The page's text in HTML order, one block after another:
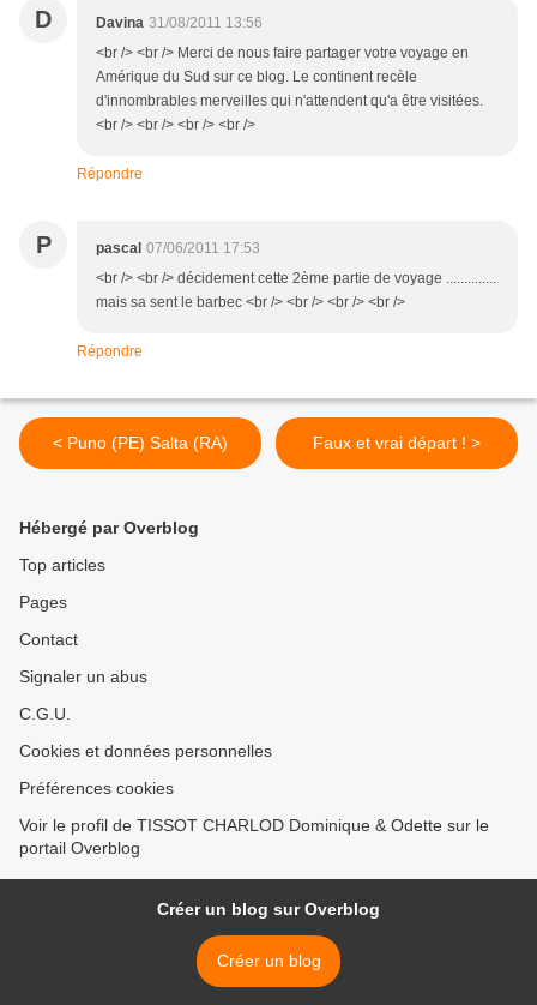
D Davina 31/08/2011 13:56
<br /> <br /> Merci de nous faire partager votre voyage en
Amérique du Sud sur ce blog. Le continent recèle
d'innombrables merveilles qui n'attendent qu'a être visitées.
<br /> <br /> <br /> <br />
Répondre
P pascal 07/06/2011 17:53
<br /> <br /> décidement cette 2ème partie de voyage ..............
mais sa sent le barbec <br /> <br /> <br /> <br />
Répondre
< Puno (PE) Salta (RA) Faux et vrai départ ! >
Hébergé par Overblog
Top articles
Pages
Contact
Signaler un abus
C.G.U.
Cookies et données personnelles
Préférences cookies
Voir le profil de TISSOT CHARLOD Dominique & Odette sur le
portail Overblog
Créer un blog sur Overblog
Créer un blog